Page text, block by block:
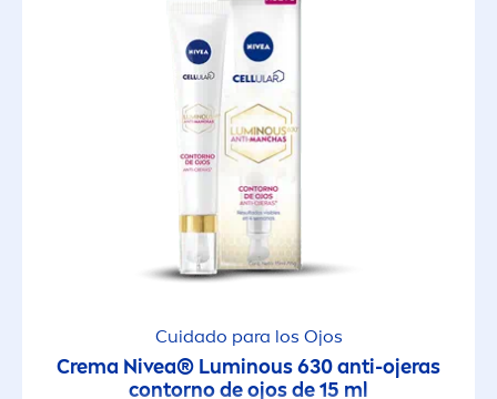
Cuidado para los Ojos
Crema Nivea® Luminous630 anti-ojeras
contorno de ojos de 15 ml